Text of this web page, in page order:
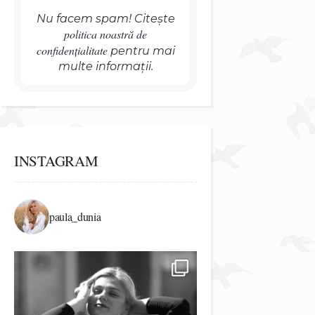
Nu facem spam! Citește
politica noastră de
confidențialitatepentru mai
multe informații.
INSTAGRAM
paula_dunia